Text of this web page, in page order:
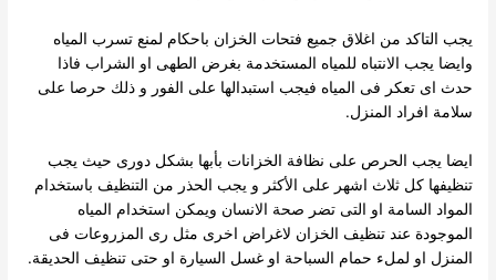
يجب التاكد من اغلاق جميع فتحات الخزان باحكام لمنع تسرب المياه
وايضا يجب الانتباه للمياه المستخدمة بغرض الطهى او الشراب فاذا
حدث اى تعكر فى المياه فيجب استبدالها على الفور و ذلك حرصا على
سلامة افراد المنزل.
ايضا يجب الحرص على نظافة الخزانات بأبها بشكل دورى حيث يجب
تنظيفها كل ثلاث اشهر على الأكثر و يجب الحذر من التنظيف باستخدام
المواد السامة او التى تضر صحة الانسان ويمكن استخدام المياه
الموجودة عند تنظيف الخزان لاغراض اخرى مثل رى المزروعات فى
المنزل او لملء حمام السباحة او غسل السيارة او حتى تنظيف الحديقة.